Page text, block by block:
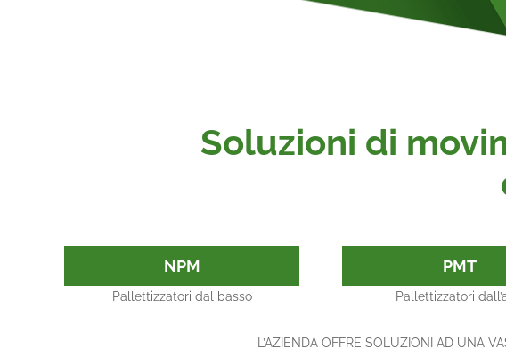
Soluzioni di
NPM
Pallettizzatori dal basso
PMT
Pallettizzatori
L’AZIENDA OFFRE SOLUZIONI AD UNA